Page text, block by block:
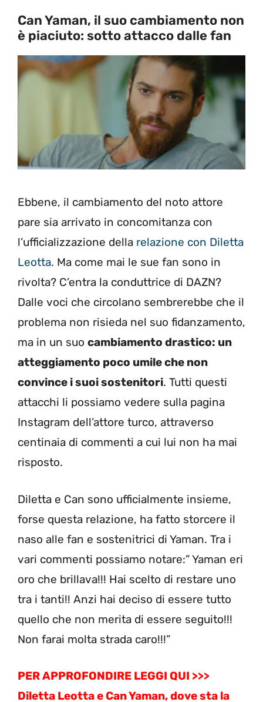
Can Yaman, il suo cambiamento non
è piaciuto: sotto attacco dalle fan
Ebbene, il cambiamento del noto attore
pare sia arrivato in concomitanza con
l’ufficializzazione della relazione con Diletta
Leotta. Ma come mai le sue fan sono in
rivolta? C’entra la conduttrice di DAZN?
Dalle voci che circolano sembrerebbe che il
problema non risieda nel suo fidanzamento,
ma in un suo cambiamento drastico: un
atteggiamento poco umile che non
convince i suoi sostenitori. Tutti questi
attacchi li possiamo vedere sulla pagina
Instagram dell’attore turco, attraverso
centinaia di commenti a cui lui non ha mai
risposto.
Diletta e Can sono ufficialmente insieme,
forse questa relazione, ha fatto storcere il
naso alle fan e sostenitrici di Yaman. Tra i
vari commenti possiamo notare:” Yaman eri
oro che brillava!!! Hai scelto di restare uno
tra i tanti!! Anzi hai deciso di essere tutto
quello che non merita di essere seguito!!!
Non farai molta strada caro!!!”
PER APPROFONDIRE LEGGI QUI >>>
Diletta Leotta e Can Yaman, dove sta la